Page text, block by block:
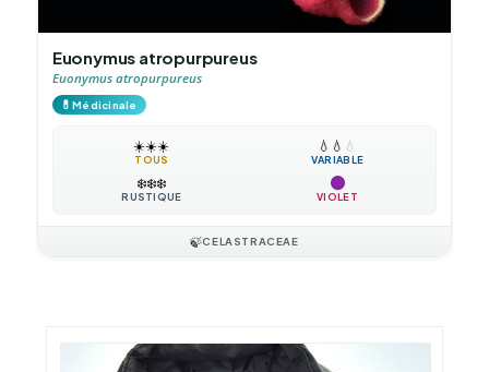
Euonymus atropurpureus
Euonymus atropurpureus
💊Médicinale
☀️☀️☀️
TOUS
💧 💧 💧
VARIABLE
❄️❄️❄️
RUSTIQUE VIOLET
🍃CELASTRACEAE